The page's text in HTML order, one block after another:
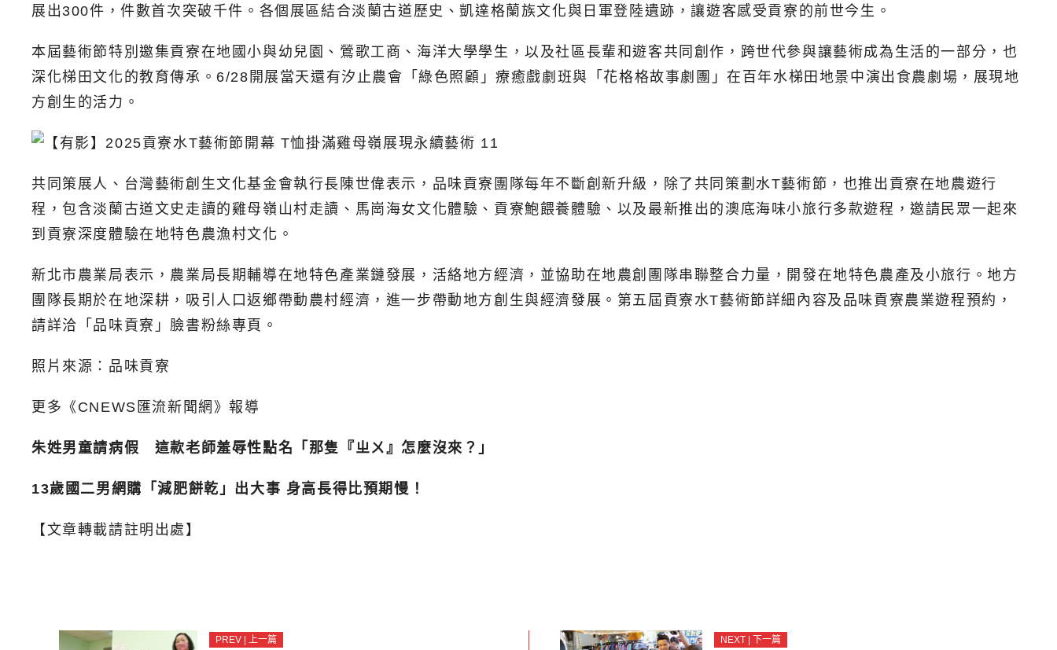
展出300件，件數首次突破千件。各個展區結合淡蘭古道歷史、凱達格蘭族文化與日軍登陸遺跡，讓遊客感受貢寮的前世今生。
本屆藝術節特別邀集貢寮在地國小與幼兒園、鶯歌工商、海洋大學學生，以及社區長輩和遊客共同創作，跨世代參與讓藝術成為生活的一部分，也
深化梯田文化的教育傳承。6/28開展當天還有汐止農會「綠色照顧」療癒戲劇班與「花格格故事劇團」在百年水梯田地景中演出食農劇場，展現地
方創生的活力。
共同策展人、台灣藝術創生文化基金會執行長陳世偉表示，品味貢寮團隊每年不斷創新升級，除了共同策劃水T藝術節，也推出貢寮在地農遊行
程，包含淡蘭古道文史走讀的雞母嶺山村走讀、馬崗海女文化體驗、貢寮鮑餵養體驗、以及最新推出的澳底海味小旅行多款遊程，邀請民眾一起來
到貢寮深度體驗在地特色農漁村文化。
新北市農業局表示，農業局長期輔導在地特色產業鏈發展，活絡地方經濟，並協助在地農創團隊串聯整合力量，開發在地特色農產及小旅行。地方
團隊長期於在地深耕，吸引人口返鄉帶動農村經濟，進一步帶動地方創生與經濟發展。第五屆貢寮水T藝術節詳細內容及品味貢寮農業遊程預約，
請詳洽「品味貢寮」臉書粉絲專頁。
照片來源： 品味貢寮
更多《CNEWS匯流新聞網》報導
朱姓男童請病假 這款老師羞辱性點名「那隻『ㄓㄨ』怎麼沒來？」
13歲國二男網購「減肥餅乾」出大事 身高長得比預期慢！
【文章轉載請註明出處】
PREV | 上一篇 NEXT | 下一篇